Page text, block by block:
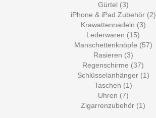
Gürtel (3)
iPhone & iPad Zubehör (2)
Krawattennadeln (3)
Lederwaren (15)
Manschettenknöpfe (57)
Rasieren (3)
Regenschirme (37)
Schlüsselanhänger (1)
Taschen (1)
Uhren (7)
Zigarrenzubehör (1)